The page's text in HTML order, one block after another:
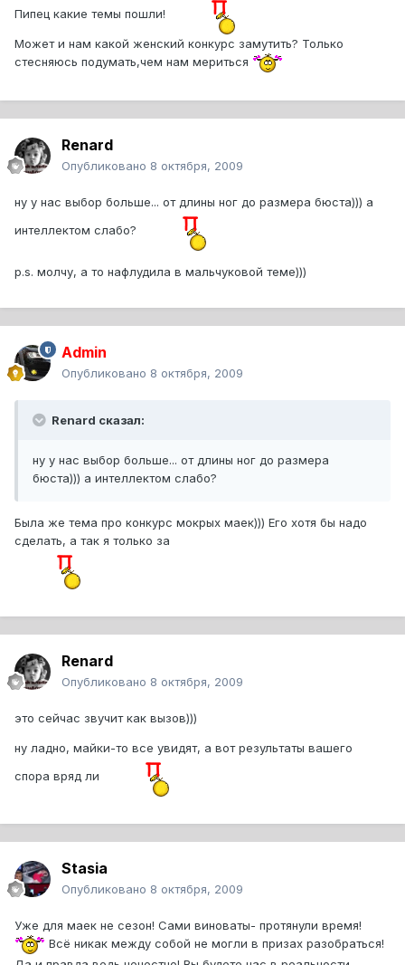
Пипец какие темы пошли!
Может и нам какой женский конкурс замутить? Только
стесняюсь подумать,чем нам мериться
Renard
Опубликовано 8 октября, 2009
ну у нас выбор больше... от длины ног до размера бюста))) а
интеллектом слабо?
p.s. молчу, а то нафлудила в мальчуковой теме)))
Admin
Опубликовано 8 октября, 2009
Renard сказал:
ну у нас выбор больше... от длины ног до размера
бюста))) а интеллектом слабо?
Была же тема про конкурс мокрых маек))) Его хотя бы надо
сделать, а так я только за
Renard
Опубликовано 8 октября, 2009
это сейчас звучит как вызов)))
ну ладно, майки-то все увидят, а вот результаты вашего
спора вряд ли
Stasia
Опубликовано 8 октября, 2009
Уже для маек не сезон! Сами виноваты- протянули время!
Всё никак между собой не могли в призах разобраться!